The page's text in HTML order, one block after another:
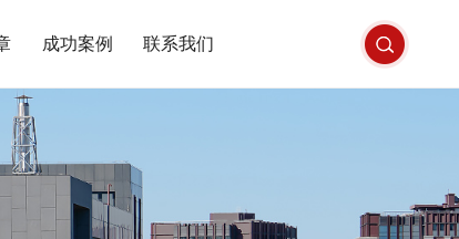
成功案例 联系我们